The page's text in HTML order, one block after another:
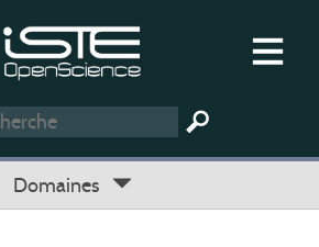
Domaines